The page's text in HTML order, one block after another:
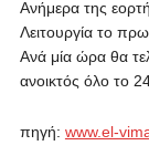
Ανήμερα της
Λειτουργία το
Ανά μία ώρα θα
ανοικτός όλο το
πηγή: www.el-